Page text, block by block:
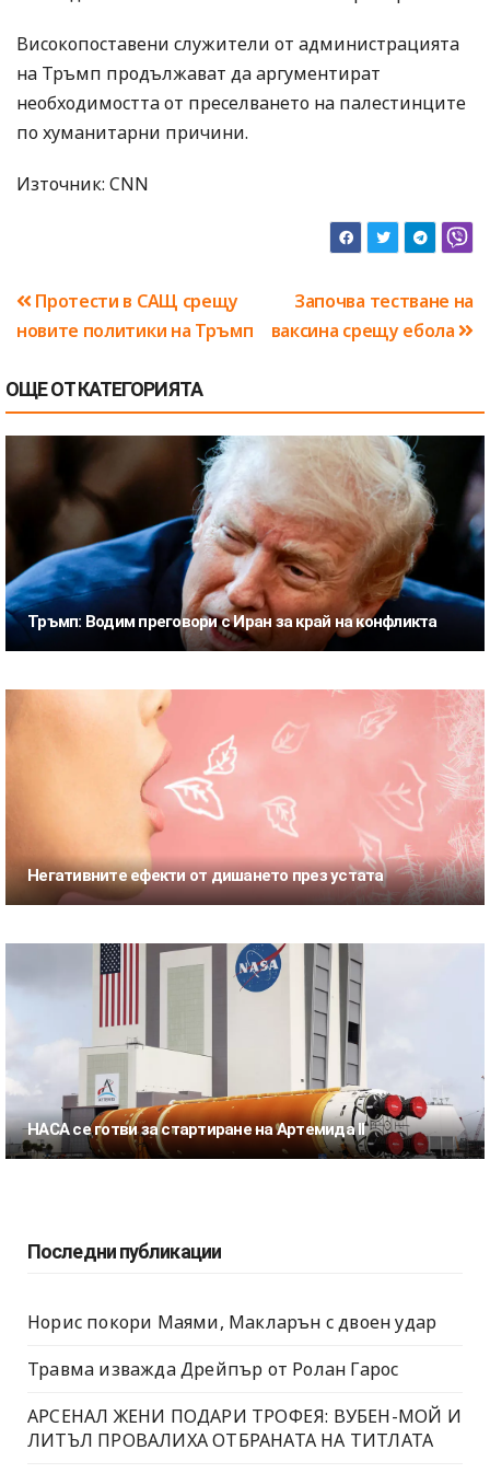
Високопоставени служители от администрацията
на Тръмп продължават да аргументират
необходимостта от преселването на палестинците
по хуманитарни причини.
Източник: CNN
Навигация
Започва тестване на
ваксина срещу ебола
Протести в САЩ срещу
новите политики на Тръмп
ОЩЕ ОТ КАТЕГОРИЯТА
Тръмп: Водим преговори с Иран за край на конфликта
Негативните ефекти от дишането през устата
НАСА се готви за стартиране на Артемида II
Последни публикации
Норис покори Маями, Макларън с двоен удар
Травма изважда Дрейпър от Ролан Гарос
АРСЕНАЛ ЖЕНИ ПОДАРИ ТРОФЕЯ: ВУБЕН-МОЙ И
ЛИТЪЛ ПРОВАЛИХА ОТБРАНАТА НА ТИТЛАТА